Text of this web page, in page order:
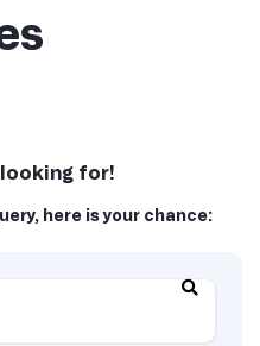
for!
here is your chance: